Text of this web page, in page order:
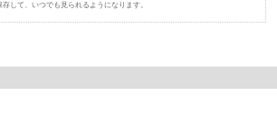
して、いつでも見られるようになります。